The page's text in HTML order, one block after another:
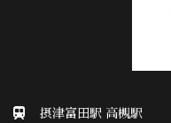
摂津富田駅 高槻駅